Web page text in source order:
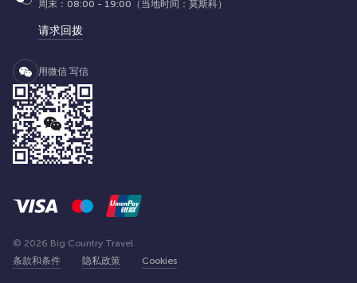
周末：08:00 - 19:00（当地时间：莫斯科）
请求回拨
用微信 写信
条款和条件 隐私政策 Cookies
© 2026 Big Country Travel